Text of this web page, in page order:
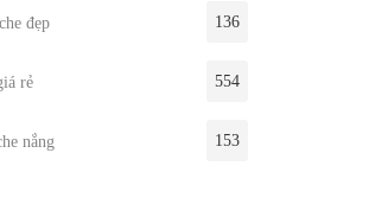
đẹp 136
rẻ 554
nắng 153